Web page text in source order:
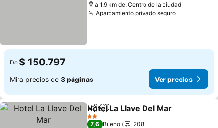
a 1.9 km de: Centro de la ciudad
Aparcamiento privado seguroVer precios
De $ 150.797
Mira precios de 3 páginas Ver precios
CompartirAgregar a favoritos
Hotel La Llave Del Mar
2 Estrellas
7,6 Bueno
208